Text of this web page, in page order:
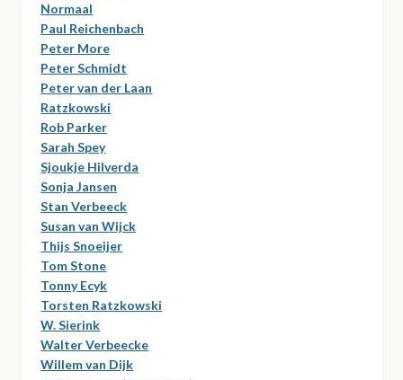
Normaal
Paul Reichenbach
Peter More
Peter Schmidt
Peter van der Laan
Ratzkowski
Rob Parker
Sarah Spey
Sjoukje Hilverda
Sonja Jansen
Stan Verbeeck
Susan van Wijck
Thijs Snoeijer
Tom Stone
Tonny Ecyk
Torsten Ratzkowski
W. Sierink
Walter Verbeecke
Willem van Dijk